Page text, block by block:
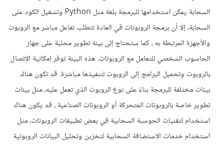
السحابة يمكن استخدامها للبرمجة بلغة مثل Python وتشغيل الكود على
السحابة، إلا أن برمجة الروبوتات قي العادة تتطلب تفاعل مباشر مع الروبوت
والأجهزة المرتبطة به ، كما ستحتاج إلى بيئة تطوير محلية على جهاز
الحاسوب الشخصي للتعامل مع الروبوتات. هذه البيئة توفر إمكانية الاتصال
بالروبوت وتحميل البرامج إلى الروبوت لتنفيذها مباشرة. قد تكون هناك
بيئات مختلفة للبرمجة بناءً على نوع الروبوت الذي تعمل عليه، مثل بيئات
تطوير خاصة بالروبوتات المتحركة أو الروبوتات الصناعية ، قد يكون هناك
استخدام لتقنيات الحوسبة السحابية في بعض تطبيقات الروبوتات، مثل
استخدام خدمات الاستضافة السحابية لتخزين وتحليل البيانات الروبوتية